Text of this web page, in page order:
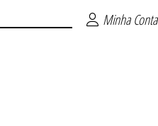
Minha Conta